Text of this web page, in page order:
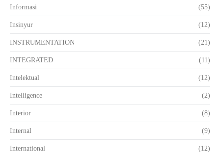
Informasi (55)
Insinyur (12)
INSTRUMENTATION (21)
INTEGRATED (11)
Intelektual (12)
Intelligence (2)
Interior (8)
Internal (9)
International (12)